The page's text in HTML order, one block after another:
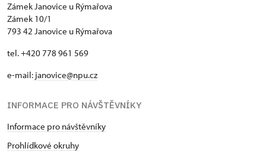
Zámek Janovice u Rýmařova
Zámek 10/1
793 42 Janovice u Rýmařova
tel. +420 778 961 569
e-mail: janovice@npu.cz
INFORMACE PRO NÁVŠTĚVNÍKY
Informace pro návštěvníky
Prohlídkové okruhy